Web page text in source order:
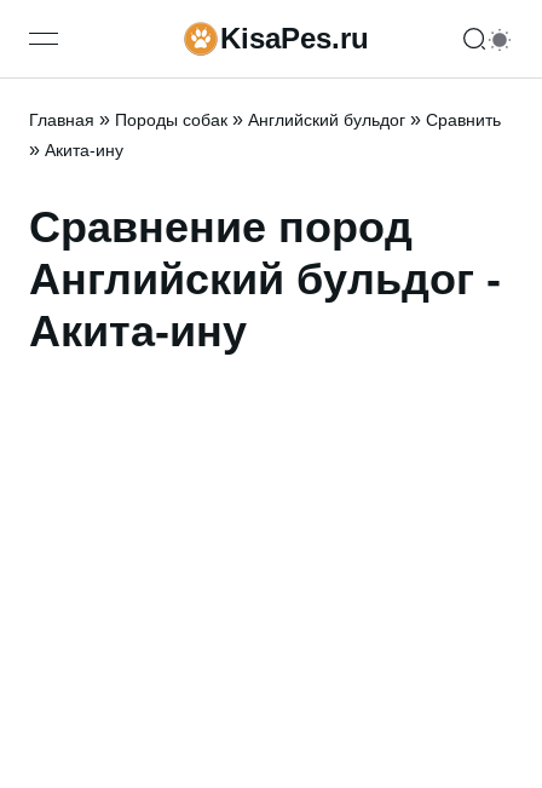
open navigation menuKisaPes.ru
Главная » Породы собак » Английский бульдог » Сравнить
» Акита-ину
Сравнение пород
Английский бульдог -
Акита-ину